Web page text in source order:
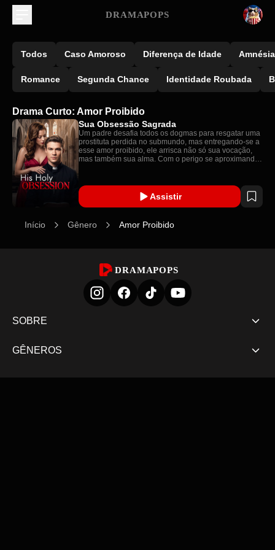
DRAMAPOPS
Todos Caso Amoroso Diferença de Idade Amnésia
Romance Segunda Chance Identidade Roubada
Drama Curto: Amor Proibido
Sua Obsessão Sagrada
Um padre desafia todos os dogmas para resgatar uma
prostituta perdida no submundo, mas entregando-se a
esse amor proibido, ele arrisca não só sua vocação,
mas também sua alma. Com o perigo se aproximando,
Assistir
Início Gênero Amor Proibido
DRAMAPOPS
SOBRE
GÊNEROS